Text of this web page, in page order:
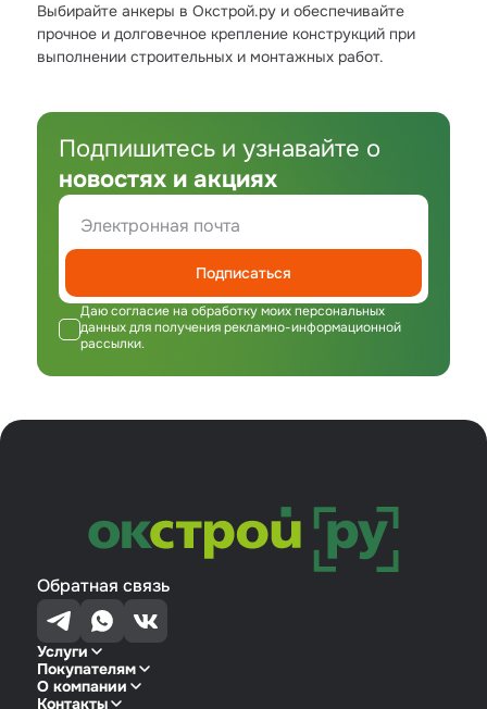
Выбирайте анкеры в Окстрой.ру и обеспечивайте
прочное и долговечное крепление конструкций при
выполнении строительных и монтажных работ.
Подпишитесь и узнавайте о
новостях и акциях
Подписаться
Даю согласие на обработку моих персональных
данных для получения рекламно-информационной
рассылки.
Обратная связь
Услуги
Покупателям
О компании
Контакты